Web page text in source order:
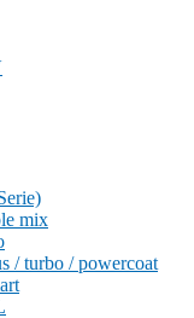
mix
/ turbo / powercoat